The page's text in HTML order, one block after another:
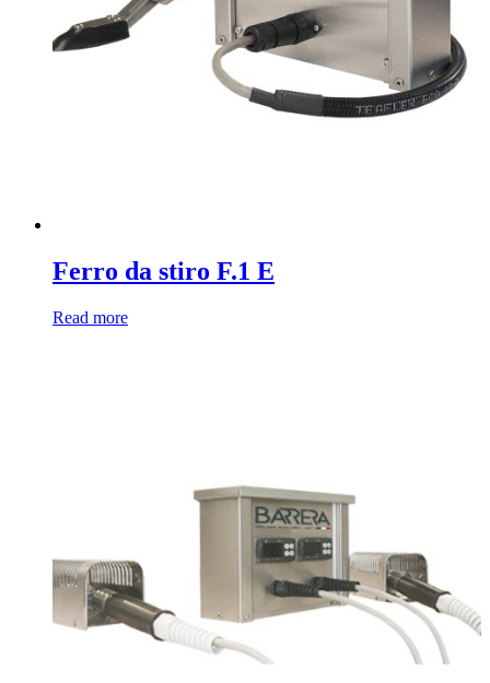
Ferro da stiro F.1 E
Read more